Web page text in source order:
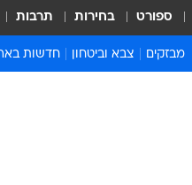
ספורט בחירות תרבות
מבזקים צבא וביטחון חדשות